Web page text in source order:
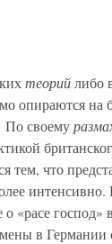
теорийлибо
опираются на
По своему
тем, что
«расе господ»
в Германии